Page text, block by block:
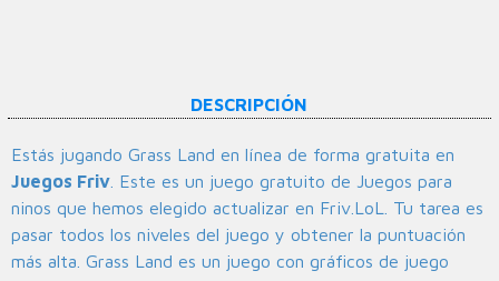
DESCRIPCIÓN
Estás jugando Grass Land en línea de forma gratuita en
Juegos Friv . Este es un juego gratuito de Juegos para
ninos que hemos elegido actualizar en Friv.LoL. Tu tarea es
pasar todos los niveles del juego y obtener la puntuación
más alta. Grass Land es un juego con gráficos de juego